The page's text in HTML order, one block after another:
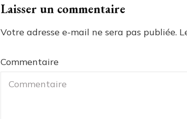
Laisser un commentaire
Votre adresse e-mail ne sera pas publiée.
Commentaire